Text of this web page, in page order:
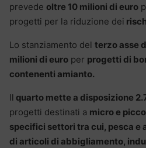
prevede oltre 10 milioni di euro
progetti per la riduzione dei
Lo stanziamento del terzo asse
milioni di euro per progetti di
contenenti amianto.
Il quarto mette a disposizione
progetti destinati a micro e
specifici settori tra cui, pesca e
di articoli di abbigliamento,